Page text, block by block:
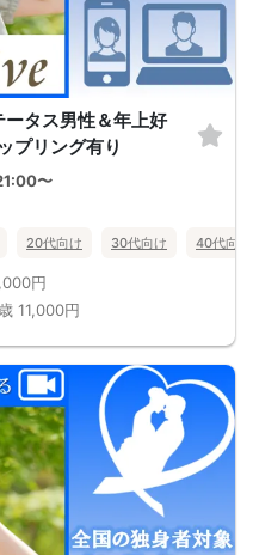
タス男性＆年上好
プリング有り
〜
20代向け 30代向け 40代向け
円
11,000円